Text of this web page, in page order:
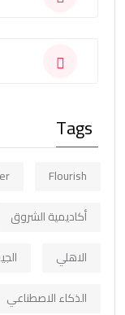
Tags
Flourish
أكاديمية الشروق
الاهلي
الذكاء الاصطناعي